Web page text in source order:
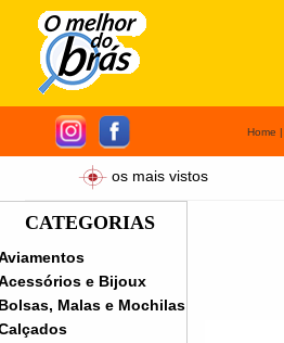
Home |
os mais vistos
CATEGORIAS
e Bijoux
Bolsas, Malas e Mochilas